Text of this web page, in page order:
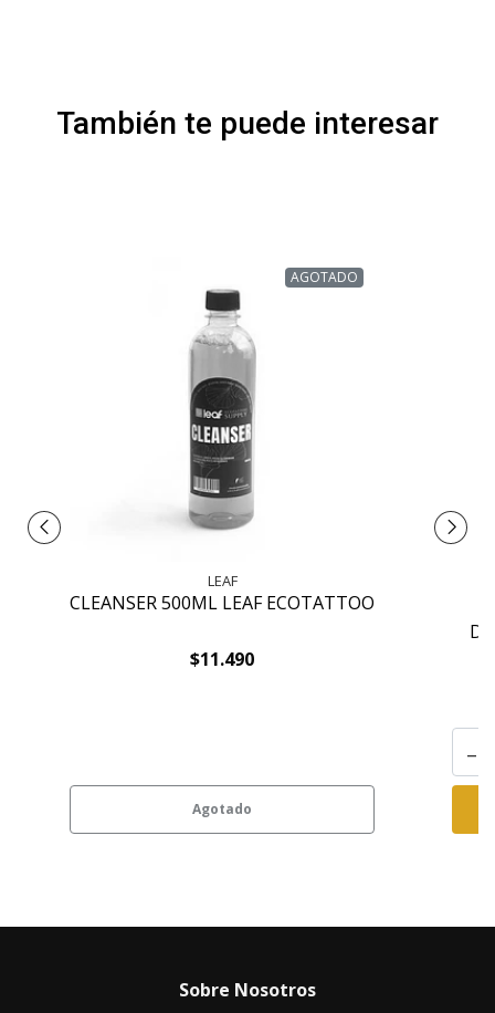
También te puede interesar
AGOTADO
LEAF
CLEANSER 500ML LEAF ECOTATTOO
$11.490
Agotado
-
Sobre Nosotros